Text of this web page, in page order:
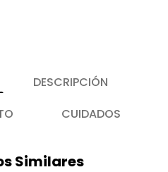
DESCRIPCIÓN
CUIDADOS
Similares